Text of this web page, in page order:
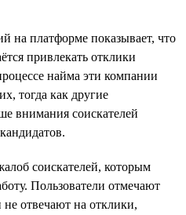
на платформе показывает, что
привлекать отклики
найма эти компании
тогда как другие
внимания соискателей
соискателей, которым
Пользователи отмечают
не отвечают на отклики,